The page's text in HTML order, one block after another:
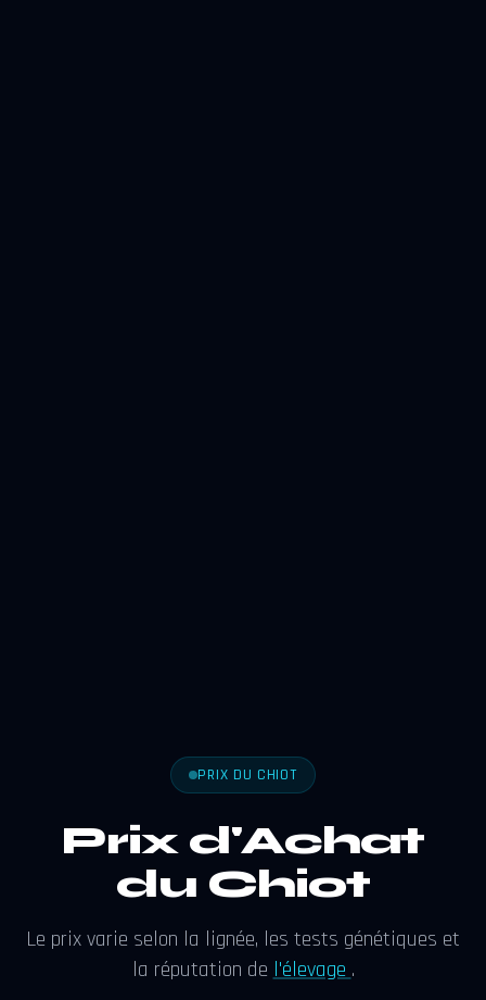
PRIX DU CHIOT
Prix d'Achat
du Chiot
Le prix varie selon la lignée, les tests génétiques et
la réputation de l'élevage .